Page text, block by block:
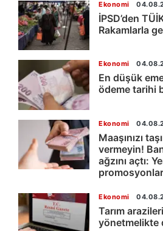
Ekonomi
İPSD’den
Rakamlarla
Ekonomi
En düşük
ödeme tarihi
Ekonomi
Maaşınızı
vermeyin!
ağzını açtı:
Ekonomi
Tarım
yönetmelikte